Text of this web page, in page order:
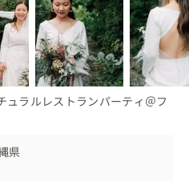
ラルレストランパーティ＠フ
県